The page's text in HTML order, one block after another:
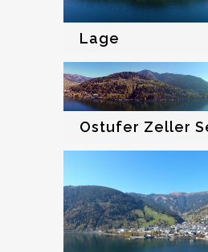
Lage
Ostufer Zeller